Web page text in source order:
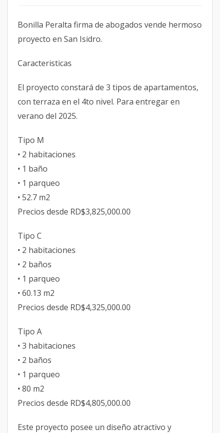
Bonilla Peralta firma de abogados vende hermoso
proyecto en San Isidro.
Caracteristicas
El proyecto constará de 3 tipos de apartamentos,
con terraza en el 4to nivel. Para entregar en
verano del 2025.
Tipo M
• 2 habitaciones
• 1 baño
• 1 parqueo
• 52.7 m2
Precios desde RD$3,825,000.00
Tipo C
• 2 habitaciones
• 2 baños
• 1 parqueo
• 60.13 m2
Precios desde RD$4,325,000.00
Tipo A
• 3 habitaciones
• 2 baños
• 1 parqueo
• 80 m2
Precios desde RD$4,805,000.00
Este proyecto posee un diseño atractivo y